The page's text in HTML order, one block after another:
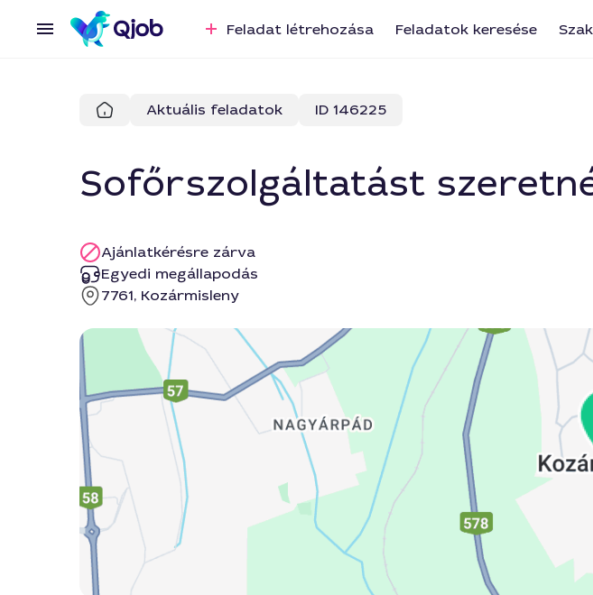
Feladat létrehozása Feladatok keresése
Aktuális feladatok ID 146225
Sofőrszolgáltatást
Ajánlatkérésre zárva
Egyedi megállapodás
7761, Kozármisleny